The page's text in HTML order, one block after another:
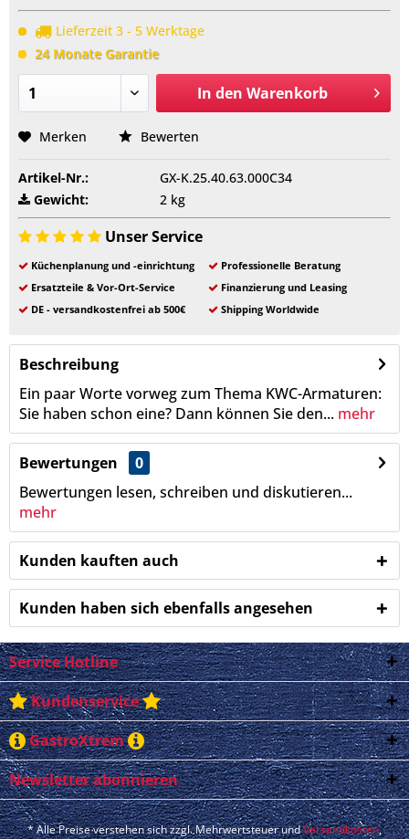
Lieferzeit 3 - 5 Werktage
24 Monate Garantie
In den Warenkorb
Merken Bewerten
Artikel-Nr.:
GX-K.25.40.63.000C34
Gewicht:
2 kg
Unser Service
Küchenplanung und -einrichtung
Professionelle Beratung
Ersatzteile & Vor-Ort-Service
Finanzierung und Leasing
DE - versandkostenfrei ab 500€
Shipping Worldwide
Beschreibung
Ein paar Worte vorweg zum Thema KWC-Armaturen:
Sie haben schon eine? Dann können Sie den... mehr
Bewertungen
0
Bewertungen lesen, schreiben und diskutieren...
mehr
Kunden kauften auch
Kunden haben sich ebenfalls angesehen
Service Hotline
Kundenservice
GastroXtrem
Newsletter abonnieren
* Alle Preise verstehen sich zzgl. Mehrwertsteuer undVersandkosten,